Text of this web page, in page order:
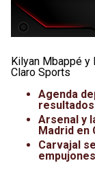
Kilyan Mbappé y
Claro Sports
Agenda
Arsenal y
Madrid en
Carvajal